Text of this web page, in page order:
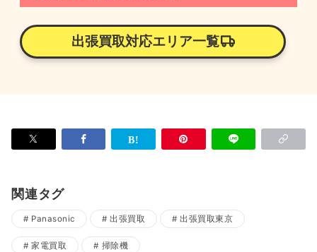
出張買取対応エリア一覧
関連タグ
Panasonic 出張買取 出張買取東京
家電買取 掃除機